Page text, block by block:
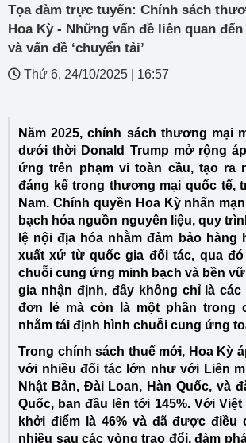
Tọa đàm trực tuyến: Chính sách
Hoa Kỳ - Những vấn đề liên quan
và vấn đề ‘chuyển tải’
Thứ 6, 24/10/2025 16:57
Năm 2025, chính sách thương mại
dưới thời Donald Trump mở rộng
ứng trên phạm vi toàn cầu, tạo ra
đáng kể trong thương mại quốc tế,
Nam. Chính quyền Hoa Kỳ nhấn
bạch hóa nguồn nguyên liệu, quy
lệ nội địa hóa nhằm đảm bảo
xuất xứ từ quốc gia đối tác, qua
chuỗi cung ứng minh bạch và bền
gia nhận định, đây không chỉ là các
đơn lẻ mà còn là một phần trong
nhằm tái định hình chuỗi cung ứng
Trong chính sách thuế mới, Hoa Kỳ
với nhiều đối tác lớn như với Liên
Nhật Bản, Đài Loan, Hàn Quốc, và
Quốc, ban đầu lên tới 145%. Với
khởi điểm là 46% và đã được điều
nhiều sau các vòng trao đổi, đàm